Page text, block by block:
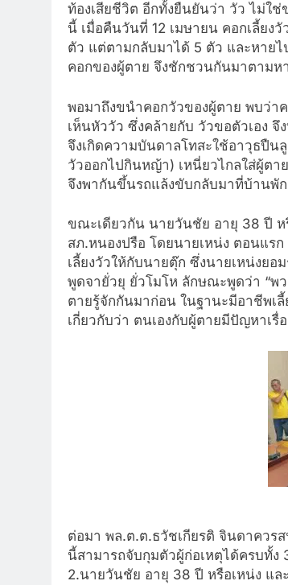
ท้องเสียชีวิต อีกทั้งยืนยันว่า วัว ไม่ใช่
นี้ เมื่อคืนวันที่ 12 เมษายน คอกเลี้ยง
ตัว แต่ตามกลับมาได้ 5 ตัว และหายไ
คอกของผู้ตาย จึงชักชวนกันมาตามหา
พอมาถึงขนำคอกวัวของผู้ตาย พบว่าค
เห็นหัววัว ซึ่งคล้ายกับ วัวขอตัวเอง
จึงเกิดความบันดาลโทสะใช้อาวุธปืน
วัวออกไปกินหญ้า) เหนี่ยวไกลใส่ผู้ต
จึงพากันขึ้นรถแล้งขับกลับมาที่บ้านพั
ขณะเดียวกัน นายวันชัย อายุ 38 ปี ห
สภ.หนองปรือ โดยนายเหน่ง ตอนแร
เลี้ยงวัวให้กับนายตุ๊ก ซึ่งนายเหน่งยอ
พูดจายั่วยุ ยั่วโมโห ลักษณะพูดว่า “พ
ตายรู้จักกันมาก่อน ในฐานะมีอาชีพเ
เกี่ยวกับว่า ตนเองกับผู้ตายมีปัญหาเ
ต่อมา พล.ต.ต.ธวัชเกียรติ จินดาควร
นี้สามารถจับกุมตัวผู้ก่อเหตุได้ครบทั้ง
2.นายวันชัย อายุ 38 ปี หรือเหน่ง แ